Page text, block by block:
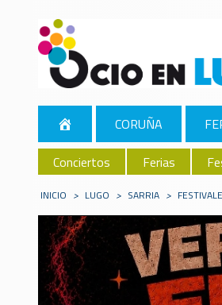
CORUÑA
Conciertos
Ferias
INICIO > LUGO > SARRIA >